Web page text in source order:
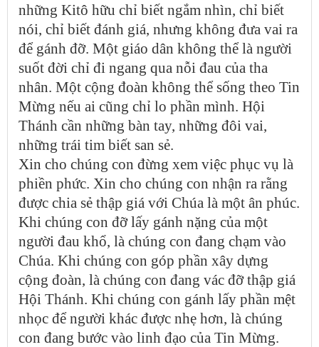
những Kitô hữu chỉ biết ngắm nhìn, chỉ biết
nói, chỉ biết đánh giá, nhưng không đưa vai ra
để gánh đỡ. Một giáo dân không thể là người
suốt đời chỉ đi ngang qua nỗi đau của tha
nhân. Một cộng đoàn không thể sống theo Tin
Mừng nếu ai cũng chỉ lo phần mình. Hội
Thánh cần những bàn tay, những đôi vai,
những trái tim biết san sẻ.
Xin cho chúng con đừng xem việc phục vụ là
phiền phức. Xin cho chúng con nhận ra rằng
được chia sẻ thập giá với Chúa là một ân phúc.
Khi chúng con đỡ lấy gánh nặng của một
người đau khổ, là chúng con đang chạm vào
Chúa. Khi chúng con góp phần xây dựng
cộng đoàn, là chúng con đang vác đỡ thập giá
Hội Thánh. Khi chúng con gánh lấy phần mệt
nhọc để người khác được nhẹ hơn, là chúng
con đang bước vào linh đạo của Tin Mừng.